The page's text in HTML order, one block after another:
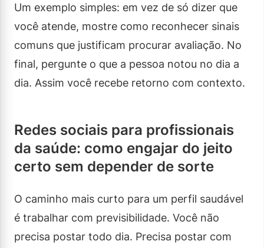
Um exemplo simples: em vez de só dizer que
você atende, mostre como reconhecer sinais
comuns que justificam procurar avaliação. No
final, pergunte o que a pessoa notou no dia a
dia. Assim você recebe retorno com contexto.
Redes sociais para profissionais
da saúde: como engajar do jeito
certo sem depender de sorte
O caminho mais curto para um perfil saudável
é trabalhar com previsibilidade. Você não
precisa postar todo dia. Precisa postar com